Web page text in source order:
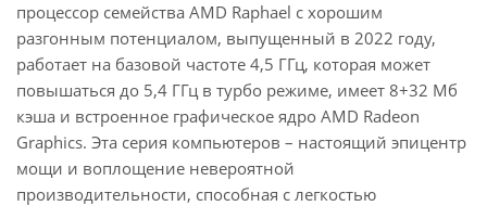
процессор семейства AMD Raphael с хорошим
разгонным потенциалом, выпущенный в 2022 году,
работает на базовой частоте 4,5 ГГц, которая может
повышаться до 5,4 ГГц в турбо режиме, имеет 8+32 Мб
кэша и встроенное графическое ядро AMD Radeon
Graphics. Эта серия компьютеров – настоящий эпицентр
мощи и воплощение невероятной
производительности, способная с легкостью